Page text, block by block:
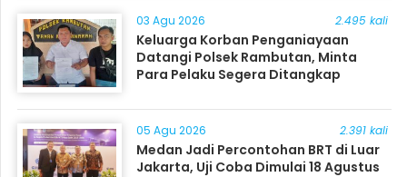
03 Agu 2026 2.495 kali
Keluarga Korban Penganiayaan
Datangi Polsek Rambutan, Minta
Para Pelaku Segera Ditangkap
05 Agu 2026 2.391 kali
Medan Jadi Percontohan BRT di Luar
Jakarta, Uji Coba Dimulai 18 Agustus